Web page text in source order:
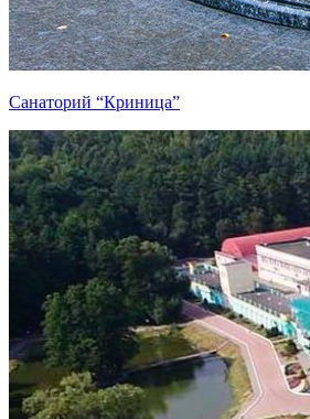
Санаторий “Криница”